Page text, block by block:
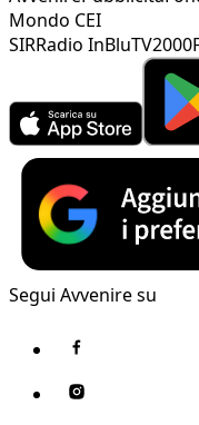
Mondo CEI
SIRRadio InBluTV2000
Segui Avvenire su